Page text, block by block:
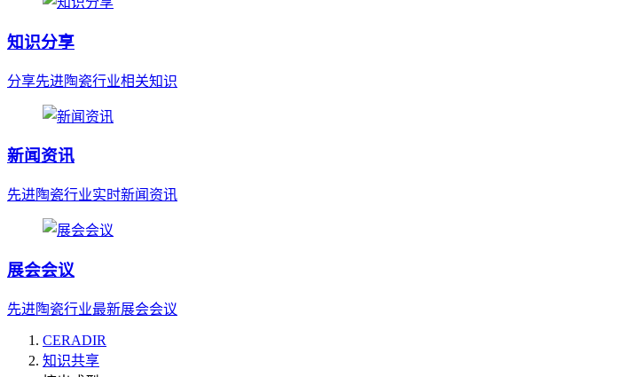
知识分享
分享先进陶瓷行业相关知识
新闻资讯
先进陶瓷行业实时新闻资讯
展会会议
先进陶瓷行业最新展会会议
CERADIR
知识共享